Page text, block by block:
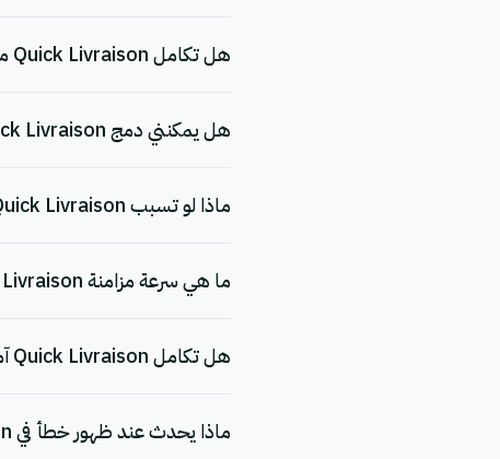
هل تكامل Quick Livraison مجاني؟
هل يمكنني دمج Quick Livraison مع تطبيقات أخرى؟
ماذا لو تسبب Quick Livraison في حدوث خلل ما؟
ما هي سرعة مزامنة Quick Livraison؟
هل تكامل Quick Livraison آمن ومتوافق مع اللائحة العامة لحماية البيانات (GDPR)؟
ماذا يحدث عند ظهور خطأ في Quick Livraison؟